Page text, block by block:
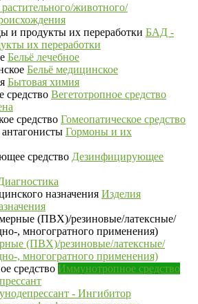
животного/
БАД -
их переработки
Бельё лечебное
Бельё медицинское
Бытовая химия
Вегетотропное средство
Гомеопатическое средство
Гормоны и их
Дезинфицирующее
Изделия
(ПВХ)/резиновые/латексные/
, многогратного применения)
Иммунотропное средство
- Ингибитор